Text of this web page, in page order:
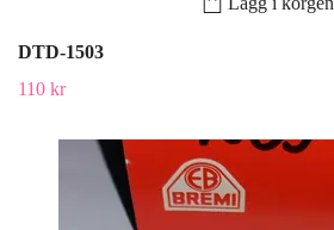
DTD-1503
110 kr